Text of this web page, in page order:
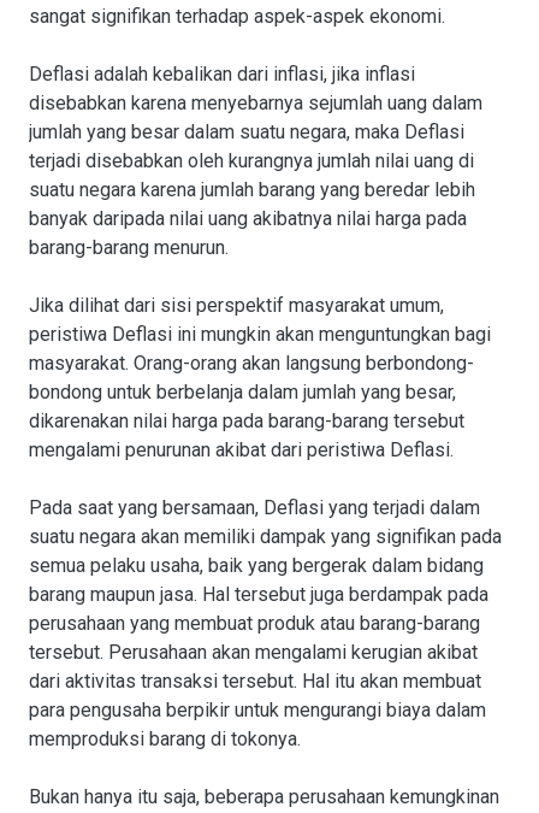
sangat signifikan terhadap aspek-aspek ekonomi.
Deflasi adalah kebalikan dari inflasi, jika inflasi
disebabkan karena menyebarnya sejumlah uang dalam
jumlah yang besar dalam suatu negara, maka Deflasi
terjadi disebabkan oleh kurangnya jumlah nilai uang di
suatu negara karena jumlah barang yang beredar lebih
banyak daripada nilai uang akibatnya nilai harga pada
barang-barang menurun.
Jika dilihat dari sisi perspektif masyarakat umum,
peristiwa Deflasi ini mungkin akan menguntungkan bagi
masyarakat. Orang-orang akan langsung berbondong-
bondong untuk berbelanja dalam jumlah yang besar,
dikarenakan nilai harga pada barang-barang tersebut
mengalami penurunan akibat dari peristiwa Deflasi.
Pada saat yang bersamaan, Deflasi yang terjadi dalam
suatu negara akan memiliki dampak yang signifikan pada
semua pelaku usaha, baik yang bergerak dalam bidang
barang maupun jasa. Hal tersebut juga berdampak pada
perusahaan yang membuat produk atau barang-barang
tersebut. Perusahaan akan mengalami kerugian akibat
dari aktivitas transaksi tersebut. Hal itu akan membuat
para pengusaha berpikir untuk mengurangi biaya dalam
memproduksi barang di tokonya.
Bukan hanya itu saja, beberapa perusahaan kemungkinan